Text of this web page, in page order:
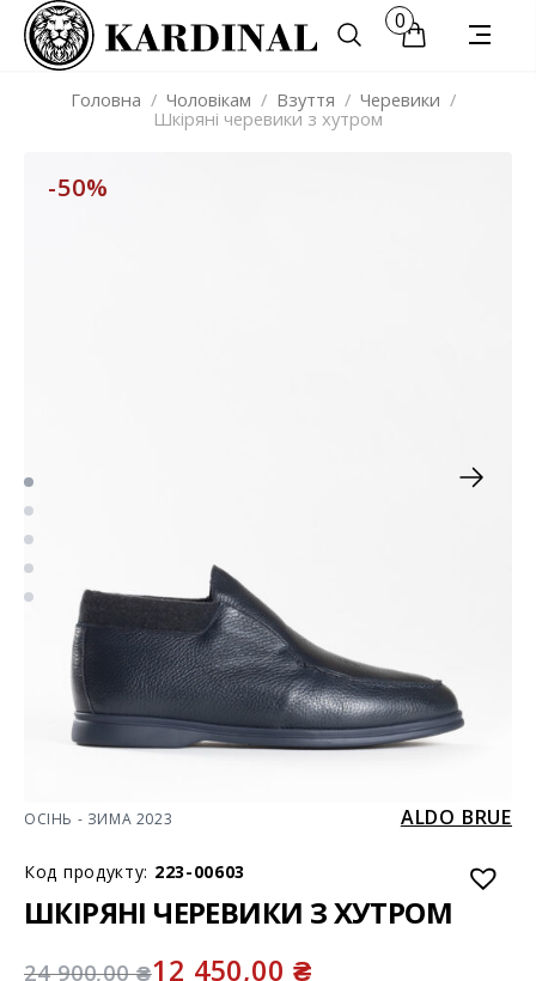
0
Головна / Чоловікам / Взуття / Черевики /
Шкіряні черевики з хутром
-50%
ОСІНЬ - ЗИМА 2023 ALDO BRUE
Код продукту: 223-00603
ШКІРЯНІ ЧЕРЕВИКИ З ХУТРОМ
24 900,00₴12 450,00 ₴